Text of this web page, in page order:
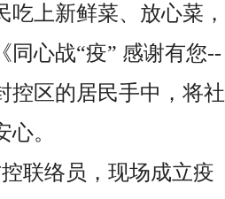
上新鲜菜、放心菜，
同心战“疫” 感谢有您--
控区的居民手中，将社
。
联络员，现场成立疫